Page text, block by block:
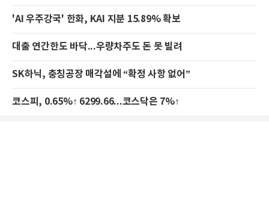
'AI 우주강국' 한화, KAI 지분 15.89% 확보
대출 연간한도 바닥...우량차주도 돈 못 빌려
SK하닉, 충칭공장 매각설에 “확정 사항 없어”
코스피, 0.65%↑ 6299.66...코스닥은 7%↑